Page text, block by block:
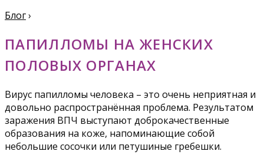
Блог›
ПАПИЛЛОМЫ НА ЖЕНСКИХ
ПОЛОВЫХ ОРГАНАХ
Вирус папилломы человека – это очень неприятная и
довольно распространённая проблема. Результатом
заражения ВПЧ выступают доброкачественные
образования на коже, напоминающие собой
небольшие сосочки или петушиные гребешки.